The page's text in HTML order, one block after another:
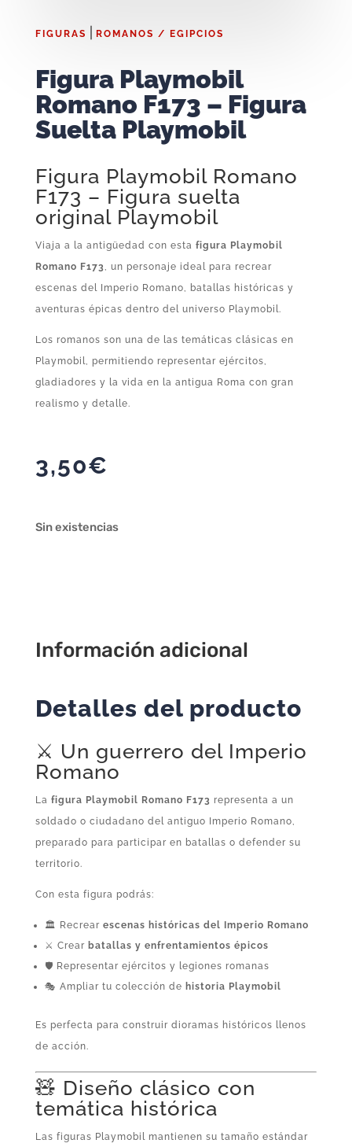
FIGURAS ROMANOS / EGIPCIOS
Figura Playmobil
Romano F173 – Figura
Suelta Playmobil
Figura Playmobil Romano
F173 – Figura suelta
original Playmobil
Viaja a la antigüedad con esta figura Playmobil
Romano F173
, un personaje ideal para recrear
escenas del Imperio Romano, batallas históricas y
aventuras épicas dentro del universo Playmobil.
Los romanos son una de las temáticas clásicas en
Playmobil, permitiendo representar ejércitos,
gladiadores y la vida en la antigua Roma con gran
realismo y detalle.
3,50€
Sin existencias
Información adicional
Detalles del producto
⚔️ Un guerrero del Imperio
Romano
La figura Playmobil Romano F173 representa a un
soldado o ciudadano del antiguo Imperio Romano,
preparado para participar en batallas o defender su
territorio.
Con esta figura podrás:
🏛️ Recrear escenas históricas del Imperio Romano
⚔️ Crear batallas y enfrentamientos épicos
🛡️ Representar ejércitos y legiones romanas
🎭 Ampliar tu colección de historia Playmobil
Es perfecta para construir dioramas históricos llenos
de acción.
🧸 Diseño clásico con
temática histórica
Las figuras Playmobil mantienen su tamaño estándar